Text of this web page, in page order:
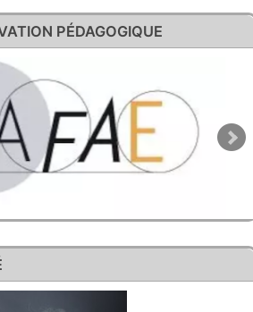
PÉDAGOGIQUE